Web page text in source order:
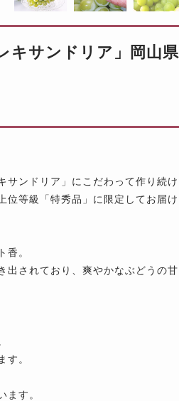
キサンドリア」岡山県
サンドリア」にこだわって作り続け
位等級「特秀品」に限定してお届け
香。
出されており、爽やかなぶどうの甘
す。
ます。